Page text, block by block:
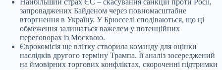
Найбільший страх ЄС – скасування санкцій проти Росії,
запроваджених Байденом через повномасштабне
вторгнення в Україну. У Брюсселі сподіваються, що ці
обмеження залишаться важелем у потенційних
переговорах із Москвою.
Єврокомісія ще влітку створила команду для оцінки
наслідків другого терміну Трампа. Її аналіз зосереджений
на ймовірних торгових конфліктах, скороченні підтримки